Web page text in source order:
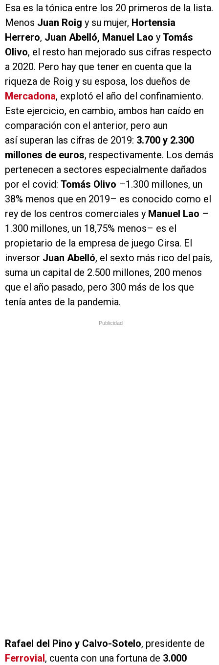
Esa es la tónica entre los 20 primeros de la lista.
Menos Juan Roig y su mujer, Hortensia
Herrero, Juan Abelló, Manuel Lao y Tomás
Olivo, el resto han mejorado sus cifras respecto
a 2020. Pero hay que tener en cuenta que la
riqueza de Roig y su esposa, los dueños de
Mercadona, explotó el año del confinamiento.
Este ejercicio, en cambio, ambos han caído en
comparación con el anterior, pero aun
así superan las cifras de 2019: 3.700 y 2.300
millones de euros, respectivamente. Los demás
pertenecen a sectores especialmente dañados
por el covid: Tomás Olivo –1.300 millones, un
38% menos que en 2019– es conocido como el
rey de los centros comerciales y Manuel Lao –
1.300 millones, un 18,75% menos– es el
propietario de la empresa de juego Cirsa. El
inversor Juan Abelló, el sexto más rico del país,
suma un capital de 2.500 millones, 200 menos
que el año pasado, pero 300 más de los que
tenía antes de la pandemia.
Publicidad
Rafael del Pino y Calvo-Sotelo, presidente de
Ferrovial, cuenta con una fortuna de 3.000